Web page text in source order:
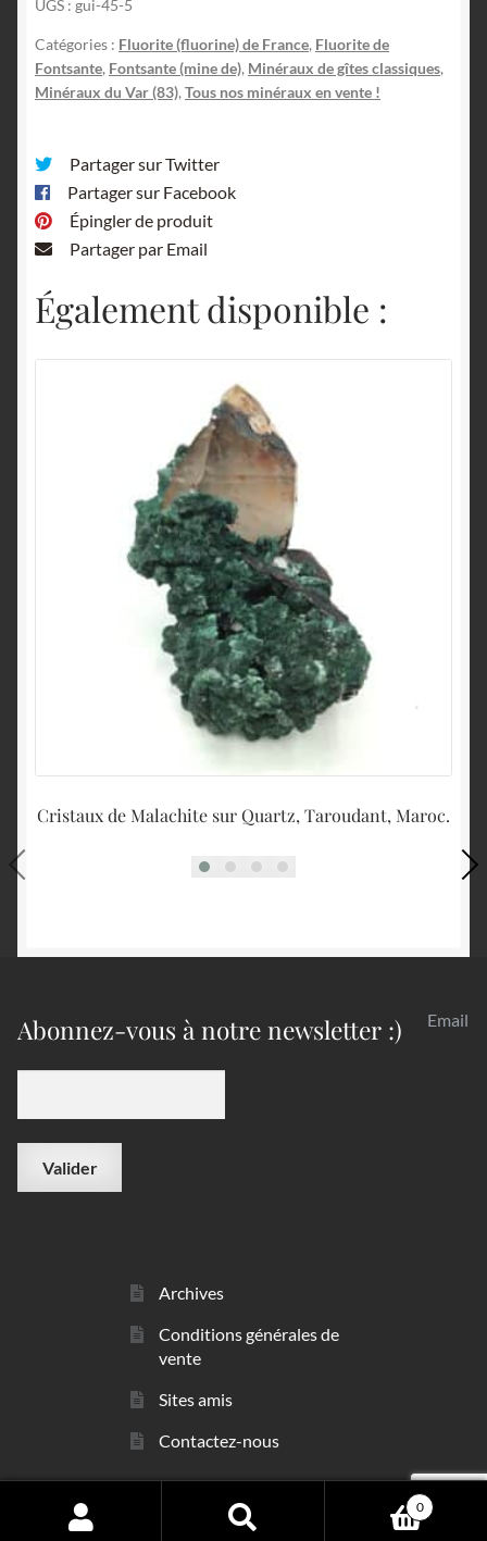
Var.
UGS : gui-45-5
Catégories : Fluorite (fluorine) de France, Fluorite de
Fontsante, Fontsante (mine de), Minéraux de gîtes classiques,
Minéraux du Var (83), Tous nos minéraux en vente !
Partager sur Twitter
Partager sur Facebook
Épingler de produit
Partager par Email
Également disponible :
Cristaux de Malachite sur Quartz, Taroudant, Maroc.
Abonnez-vous à notre newsletter :) Email
Archives
Conditions générales de
vente
Sites amis
Contactez-nous
© sarl Les Minéraux 2006 - 2026
Search
0